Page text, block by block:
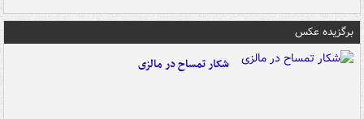
برگزیده عکس
شکار تمساح در مالزی